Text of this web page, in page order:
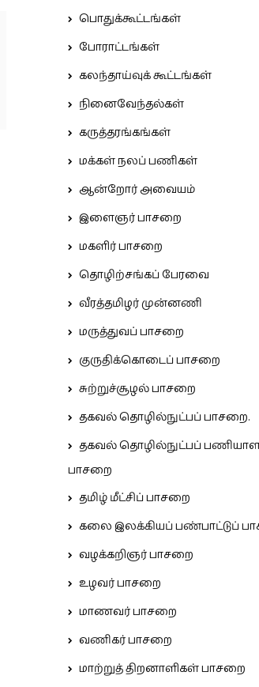
பொதுக்கூட்டங்கள்
போராட்டங்கள்
கலந்தாய்வுக் கூட்டங்கள்
நினைவேந்தல்கள்
கருத்தரங்கங்கள்
மக்கள் நலப் பணிகள்
ஆன்றோர் அவையம்
இளைஞர் பாசறை
மகளிர் பாசறை
தொழிற்சங்கப் பேரவை
வீரத்தமிழர் முன்னணி
மருத்துவப் பாசறை
குருதிக்கொடைப் பாசறை
சுற்றுச்சூழல் பாசறை
தகவல் தொழில்நுட்பப் பாசறை.
தகவல் தொழில்நுட்பப்
பாசறை
தமிழ் மீட்சிப் பாசறை
கலை இலக்கியப் பண்பாட்டுப்
வழக்கறிஞர் பாசறை
உழவர் பாசறை
மாணவர் பாசறை
வணிகர் பாசறை
மாற்றுத் திறனாளிகள் பாசறை